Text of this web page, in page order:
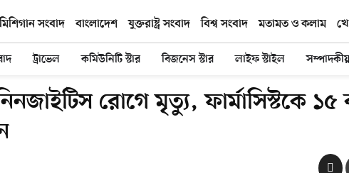
মিশিগান সংবাদ বাংলাদেশ যুক্তরাষ্ট্র সংবাদ বিশ্ব সংবাদ মতামত ও কলাম
ট্রাভেল কমিউনিটি স্টার বিজনেস স্টার লাইফ স্টাইল সম্পাদকীয়
রোগে মৃত্যু, ফার্মাসিস্টকে